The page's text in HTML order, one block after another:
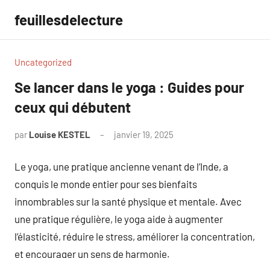
contenu
feuillesdelecture
Uncategorized
Se lancer dans le yoga : Guides pour
ceux qui débutent
par Louise KESTEL janvier 19, 2025
Le yoga, une pratique ancienne venant de l’Inde, a
conquis le monde entier pour ses bienfaits
innombrables sur la santé physique et mentale. Avec
une pratique régulière, le yoga aide à augmenter
l’élasticité, réduire le stress, améliorer la concentration,
et encourager un sens de harmonie.